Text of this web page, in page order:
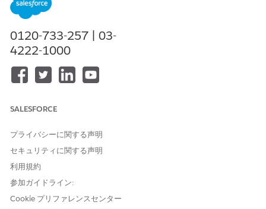
行います。ビデオ、オンラインツアー、Trailhead、
Salesforce ヘルプ記事などのコンテンツリソースにアクセス
して、機能について学習し、設定に関するサポートを受けるこ
とができます。Salesforce のエディションに基づいて使用可
能なその他の
いて説明します。
その他のセキュリティ機能を設定します。
サプライヤー、パートナー、関連会社のアクセス権の設定
ロールと権限を設定して、関係者 (サプライヤー、パートナ
ー、関連会社) が、作成した Experience Cloud サイトを使用
して
ードできるようにします。
データパイプラインの有効化
0120-733-257 | 03-
4222-1000
SALESFORCE
プライバシーに関する声明
セキュリティに関する声明
利用規約
参加ガイドライン:
Cookie プリファレンスセンター